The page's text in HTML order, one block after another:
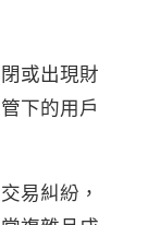
或出現財
下的用戶
易糾紛，